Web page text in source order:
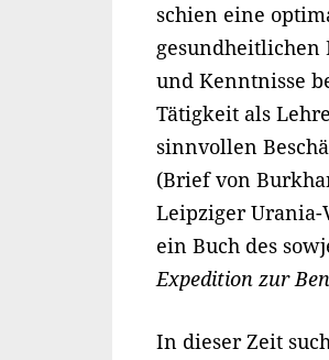
schien eine
gesundheitlichen
und Kenntnisse
Tätigkeit als
sinnvollen
(Brief von
Leipziger Urania-
ein Buch des
Expedition zur
In dieser Zeit